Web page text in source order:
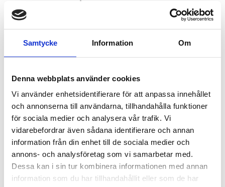
Samtycke Information Om
Denna webbplats använder cookies
Vi använder enhetsidentifierare för att anpassa innehållet
och annonserna till användarna, tillhandahålla funktioner
för sociala medier och analysera vår trafik. Vi
vidarebefordrar även sådana identifierare och annan
information från din enhet till de sociala medier och
annons- och analysföretag som vi samarbetar med.
Dessa kan i sin tur kombinera informationen med annan
information som du har tillhandahållit eller som de har
administratören från Länstrafiken Företag.
Funktionen skicka biljett är att likna med en webshop
där administratören ställer ut de biljetter som ska
tillhandahållas resenären, alla köp som
administratören gjort i Länstrafiken Företag
månatligen.
Administratören väljer vilken befintlig resenär/tillfällig
resenär och vilken bärare som biljetten ska ställas ut
till.
Anger administratören resenärens e-postadress till
kundkontot i appen/mina sidor kan biljetten skickas till
resenärens app eller busskort kopplat till det privata
kundkontot.
Organisationen blir fakturerade för alla de